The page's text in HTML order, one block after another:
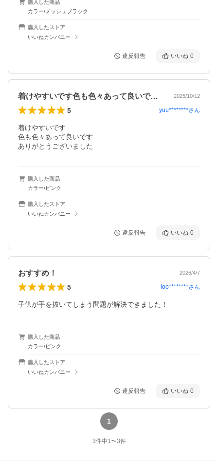
購入した商品
カラー/メッシュブラック
購入したストア
いいねカンパニー
違反報告 いいね 0
着けやすいです色も色々あって良いですあ… 2025/10/12
5 yuu********さん
着けやすいです
色も色々あって良いです
ありがとうございました
購入した商品
カラー/ピンク
購入したストア
いいねカンパニー
違反報告 いいね 0
おすすめ！ 2026/4/7
5 loo********さん
子供が手を抜いてしまう問題が解決できました！
購入した商品
カラー/ピンク
購入したストア
いいねカンパニー
違反報告 いいね 0
1
3件中1〜3件